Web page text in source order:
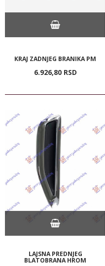
KRAJ ZADNJEG BRANIKA PM
6.926,80 RSD
LAJSNA PREDNJEG
BLATOBRANA HROM